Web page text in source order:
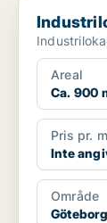
Areal
Ca. 900
Pris pr.
Inte
Område